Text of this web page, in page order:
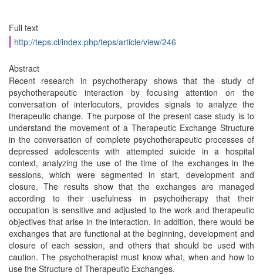
Full text
http://teps.cl/index.php/teps/article/view/246
Abstract
Recent research in psychotherapy shows that the study of
psychotherapeutic interaction by focusing attention on the
conversation of interlocutors, provides signals to analyze the
therapeutic change. The purpose of the present case study is to
understand the movement of a Therapeutic Exchange Structure
in the conversation of complete psychotherapeutic processes of
depressed adolescents with attempted suicide in a hospital
context, analyzing the use of the time of the exchanges in the
sessions, which were segmented in start, development and
closure. The results show that the exchanges are managed
according to their usefulness in psychotherapy that their
occupation is sensitive and adjusted to the work and therapeutic
objectives that arise in the interaction. In addition, there would be
exchanges that are functional at the beginning, development and
closure of each session, and others that should be used with
caution. The psychotherapist must know what, when and how to
use the Structure of Therapeutic Exchanges.